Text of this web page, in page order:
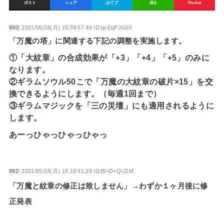
ポスト シェア はてブ 送る Pocket
890:2021/05/24(月) 15:59:57.48 ID:qcEqPJGb0
「万魔の塔」に関連する下記の調整を実施します。
①「大紋章」の合成効果が「+3」「+4」「+5」のみに
なります。
②ギラムソウル50こで「万魔の大紋章の破片×15」を交
換できるようにします。（毎週1回まで）
③ギラムマジックを「三の災壇」にも適用されるように
します。
あーっひゃっひゃっひゃっ
892:2021/05/24(月) 16:15:41.29 ID:Bl+D+QUZM
「万魔と紋章の修正は致しません」→わずか１ヶ月後に修
正発表